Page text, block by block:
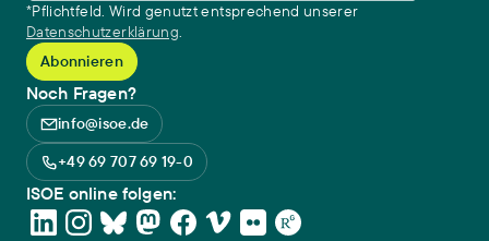
*Pflichtfeld. Wird genutzt entsprechend unserer
Datenschutzerklärung.
Noch Fragen?
info@isoe.de
+49 69 707 69 19-0
ISOE online folgen: